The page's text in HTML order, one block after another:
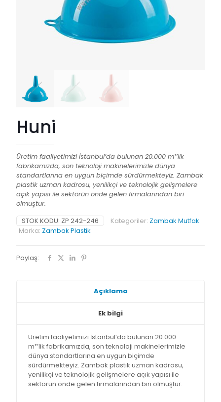
Huni
Üretim faaliyetimizi İstanbul’da bulunan 20.000 m²’lik
fabrikamızda, son teknoloji makinelerimizle dünya
standartlarına en uygun biçimde sürdürmekteyiz. Zambak
plastik uzman kadrosu, yenilikçi ve teknolojik gelişmelere
açık yapısı ile sektörün önde gelen firmalarından biri
olmuştur.
STOK KODU: ZP 242-246 Kategoriler: Zambak Mutfak
Marka: Zambak Plastik
Paylaş:
Açıklama
Ek bilgi
Üretim faaliyetimizi İstanbul’da bulunan 20.000
m²’lik fabrikamızda, son teknoloji makinelerimizle
dünya standartlarına en uygun biçimde
sürdürmekteyiz. Zambak plastik uzman kadrosu,
yenilikçi ve teknolojik gelişmelere açık yapısı ile
sektörün önde gelen firmalarından biri olmuştur.